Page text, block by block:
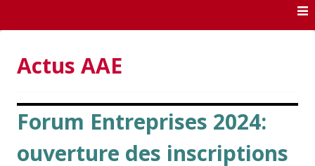
Actus AAE
Forum Entreprises 2024:
ouverture des inscriptions